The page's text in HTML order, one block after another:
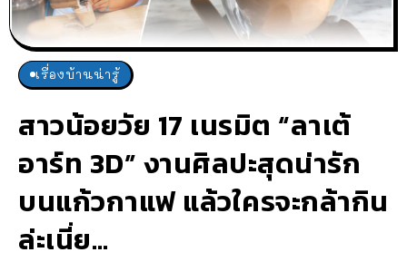
เรื่องบ้านน่ารู้
สาวน้อยวัย 17 เนรมิต “ลาเต้
อาร์ท 3D” งานศิลปะสุดน่ารัก
บนแก้วกาแฟ แล้วใครจะกล้ากิน
ล่ะเนี่ย…